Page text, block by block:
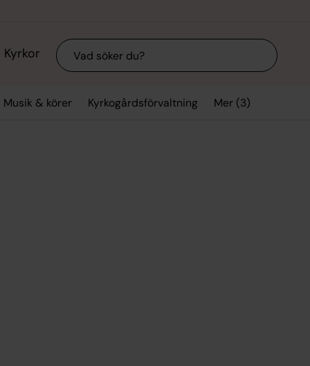
Kyrkor Sök
Musik & körer Kyrkogårdsförvaltning Mer (3)